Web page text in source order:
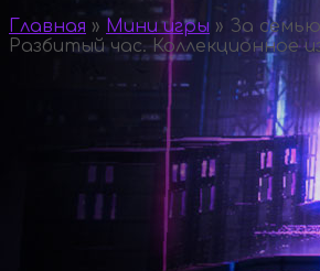
Главная » Мини игры » За
Разбитый час. Коллекционное